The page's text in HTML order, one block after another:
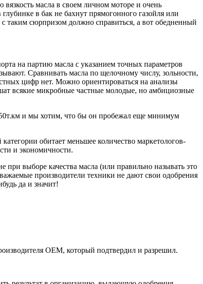
масла в своем личном моторе и очень
в бак не бахнут прямогонного газойля или
таким сюрпризом должно справиться, а вот обедненный
на партию масла с указанием точных параметров
Сравнивать масла по щелочному числу, зольности,
цифр нет. Можно ориентироваться на анализы
всякие микробные частные молодые, но амбициозные
и мы хотим, что бы он пробежал еще минимум
обитает меньшее количество маркетологов-
и экономичности.
выборе качества масла (или правильно называть это
производители техники не дают свои одобрения
да и значит!
OEM, который подтвердил и разрешил.